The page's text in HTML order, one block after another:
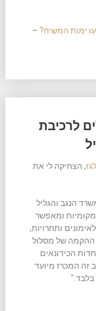
ימות המשיח? –
לרכיבת
, הצחיקה לי את
הנגב והגליל
ומאפשר
ותחרויות,
ההקמה של מסלול
הכידונאים
זה המכרז מיועד
בלבד."